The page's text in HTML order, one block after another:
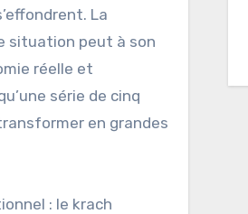
La
situation peut à son
réelle et
série de cinq
en grandes
: le krach